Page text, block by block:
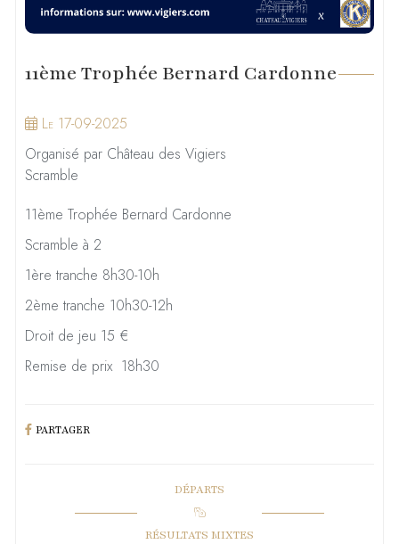
11ème Trophée Bernard Cardonne
Le 17-09-2025
Organisé par Château des Vigiers
Scramble
11ème Trophée Bernard Cardonne
Scramble à 2
1ère tranche 8h30-10h
2ème tranche 10h30-12h
Droit de jeu 15 €
Remise de prix 18h30
PARTAGER
DÉPARTS
RÉSULTATS MIXTES